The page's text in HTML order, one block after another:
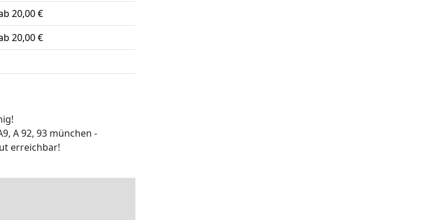
20,00 €
20,00 €
A 92, 93 münchen -
erreichbar!